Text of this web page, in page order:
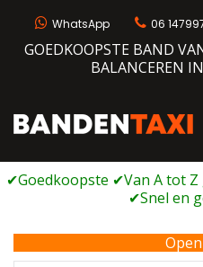
WhatsApp 06
GOEDKOOPSTE BAND
BALANCEREN